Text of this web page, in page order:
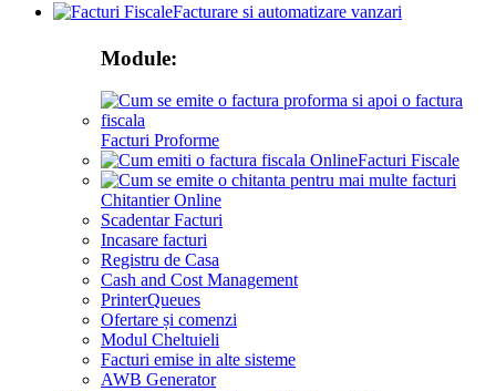
Facturare si automatizare vanzari
Module:
Facturi Proforme
Facturi Fiscale
Chitantier Online
Scadentar Facturi
Incasare facturi
Registru de Casa
Cash and Cost Management
PrinterQueues
Ofertare și comenzi
Modul Cheltuieli
Facturi emise in alte sisteme
AWB Generator